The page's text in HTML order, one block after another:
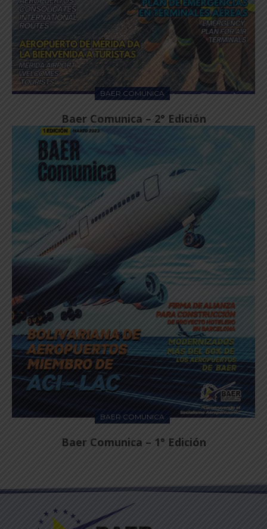
BAER COMUNICA
Baer Comunica – 2° Edición
BAER COMUNICA
Baer Comunica – 1° Edición